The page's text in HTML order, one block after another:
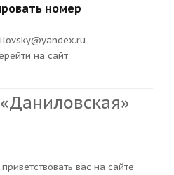
номер
на сайт
вас на сайте